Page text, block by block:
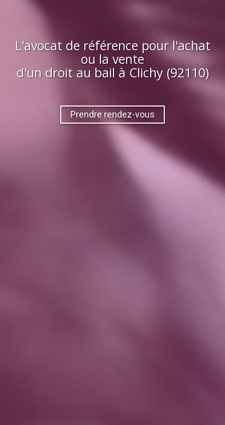
L'avocat de référence pour l'achat
ou la vente
d'un droit au bail à Clichy (92110)
Prendre rendez-vous